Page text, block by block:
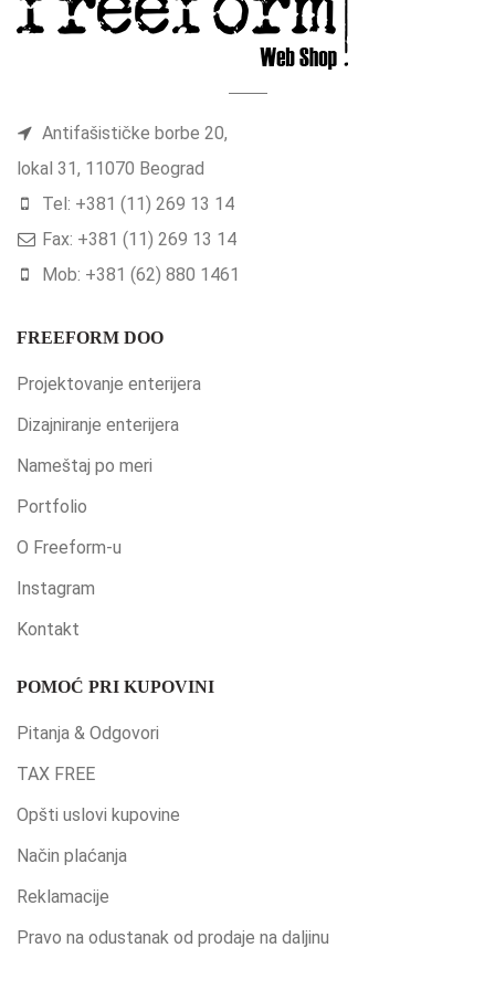
Antifašističke borbe 20,
lokal 31, 11070 Beograd
Tel: +381 (11) 269 13 14
Fax: +381 (11) 269 13 14
Mob: +381 (62) 880 1461
FREEFORM DOO
Projektovanje enterijera
Dizajniranje enterijera
Nameštaj po meri
Portfolio
O Freeform-u
Instagram
Kontakt
POMOĆ PRI KUPOVINI
Pitanja & Odgovori
TAX FREE
Opšti uslovi kupovine
Način plaćanja
Reklamacije
Pravo na odustanak od prodaje na daljinu